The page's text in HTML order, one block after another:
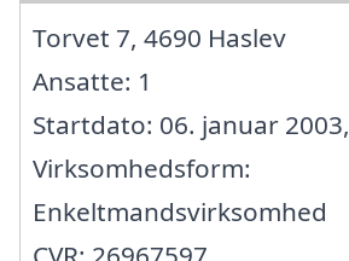
Torvet 7, 4690 Haslev
Ansatte: 1
Startdato: 06. januar 2003,
Virksomhedsform:
Enkeltmandsvirksomhed